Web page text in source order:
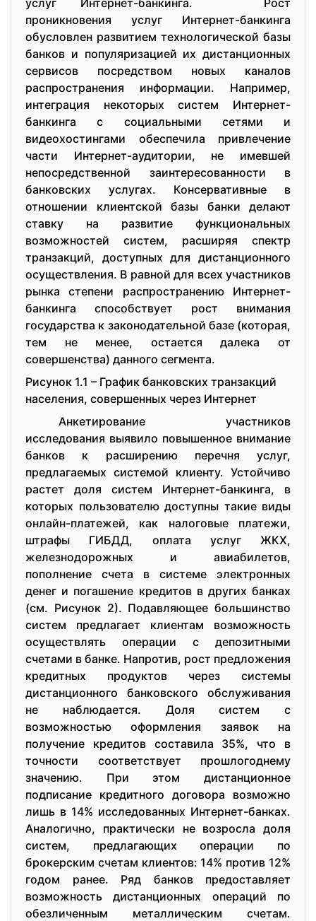
услуг Интернет-банкинга. Рост
проникновения услуг Интернет-банкинга
обусловлен развитием технологической базы
банков и популяризацией их дистанционных
сервисов посредством новых каналов
распространения информации. Например,
интеграция некоторых систем Интернет-
банкинга с социальными сетями и
видеохостингами обеспечила привлечение
части Интернет-аудитории, не имевшей
непосредственной заинтересованности в
банковских услугах. Консервативные в
отношении клиентской базы банки делают
ставку на развитие функциональных
возможностей систем, расширяя спектр
транзакций, доступных для дистанционного
осуществления. В равной для всех участников
рынка степени распространению Интернет-
банкинга способствует рост внимания
государства к законодательной базе (которая,
тем не менее, остается далека от
совершенства) данного сегмента.
Рисунок 1.1 – График банковских транзакций
населения, совершенных через Интернет
Анкетирование участников
исследования выявило повышенное внимание
банков к расширению перечня услуг,
предлагаемых системой клиенту. Устойчиво
растет доля систем Интернет-банкинга, в
которых пользователю доступны такие виды
онлайн-платежей, как налоговые платежи,
штрафы ГИБДД, оплата услуг ЖКХ,
железнодорожных и авиабилетов,
пополнение счета в системе электронных
денег и погашение кредитов в других банках
(см. Рисунок 2). Подавляющее большинство
систем предлагает клиентам возможность
осуществлять операции с депозитными
счетами в банке. Напротив, рост предложения
кредитных продуктов через системы
дистанционного банковского обслуживания
не наблюдается. Доля систем с
возможностью оформления заявок на
получение кредитов составила 35%, что в
точности соответствует прошлогоднему
значению. При этом дистанционное
подписание кредитного договора возможно
лишь в 14% исследованных Интернет-банках.
Аналогично, практически не возросла доля
систем, предлагающих операции по
брокерским счетам клиентов: 14% против 12%
годом ранее. Ряд банков предоставляет
возможность дистанционных операций по
обезличенным металлическим счетам.